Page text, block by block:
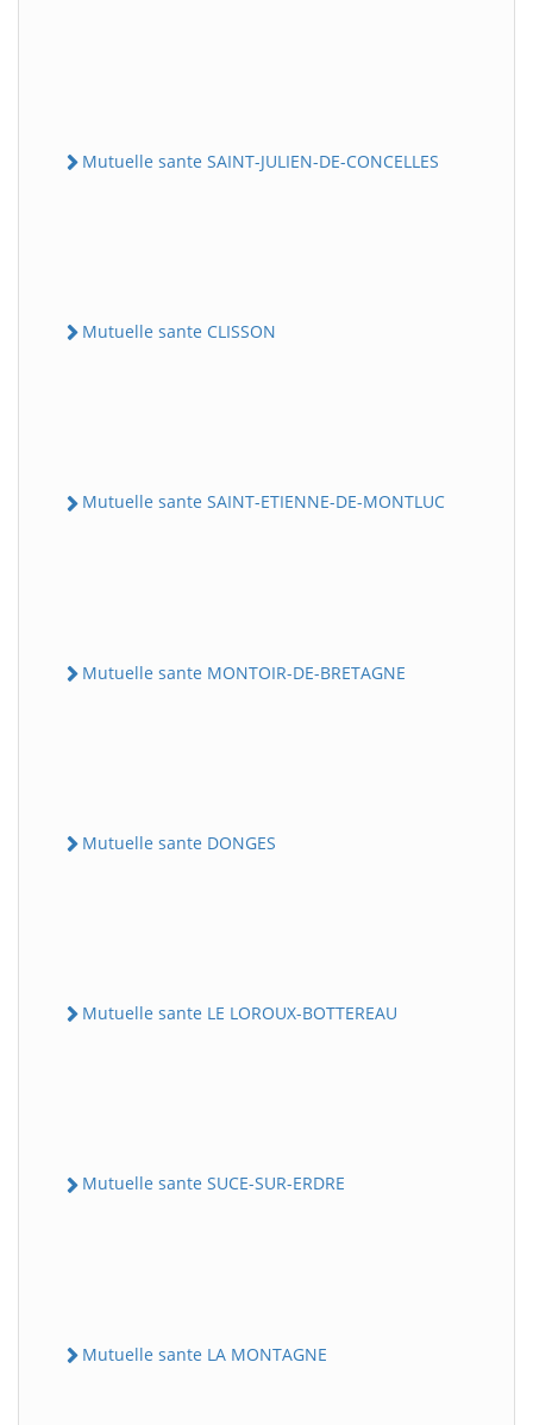
Mutuelle sante SAINT-JULIEN-DE-CONCELLES
Mutuelle sante CLISSON
Mutuelle sante SAINT-ETIENNE-DE-MONTLUC
Mutuelle sante MONTOIR-DE-BRETAGNE
Mutuelle sante DONGES
Mutuelle sante LE LOROUX-BOTTEREAU
Mutuelle sante SUCE-SUR-ERDRE
Mutuelle sante LA MONTAGNE